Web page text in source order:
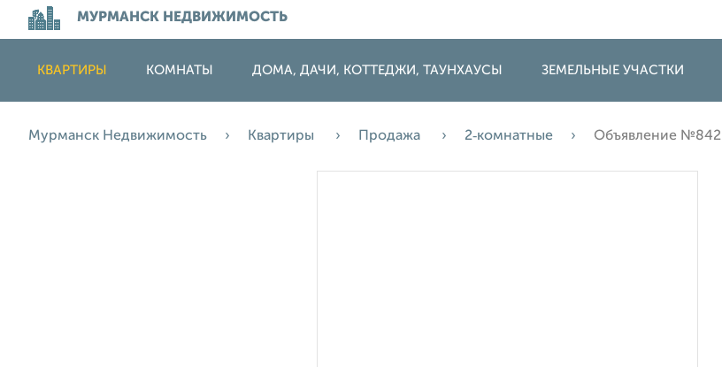
МУРМАНСК НЕДВИЖИМОСТЬ
КВАРТИРЫ КОМНАТЫ ДОМА, ДАЧИ, КОТТЕДЖИ, ТАУНХАУСЫ ЗЕМЕЛЬНЫЕ УЧАСТКИ
Мурманск Недвижимость Квартиры Продажа 2‑комнатные Объявление №842